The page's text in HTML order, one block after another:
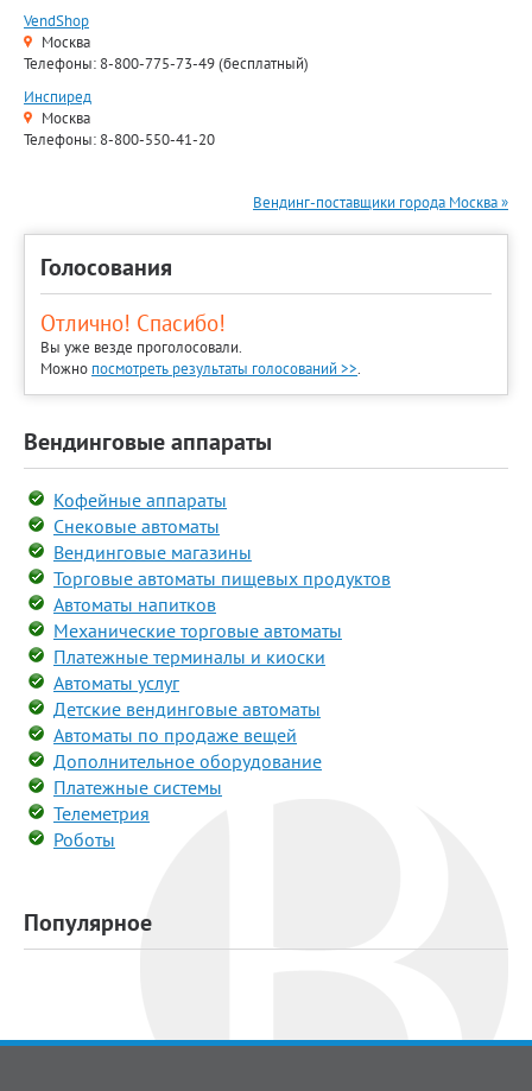
VendShop
Москва
Телефоны: 8-800-775-73-49 (бесплатный)
Инспиред
Москва
Телефоны: 8-800-550-41-20
Вендинг-поставщики города Москва »
Голосования
Отлично! Спасибо!
Вы уже везде проголосовали.
Можно посмотреть результаты голосований >>.
Вендинговые аппараты
Кофейные аппараты
Снековые автоматы
Вендинговые магазины
Торговые автоматы пищевых продуктов
Автоматы напитков
Механические торговые автоматы
Платежные терминалы и киоски
Автоматы услуг
Детские вендинговые автоматы
Автоматы по продаже вещей
Дополнительное оборудование
Платежные системы
Телеметрия
Роботы
Популярное